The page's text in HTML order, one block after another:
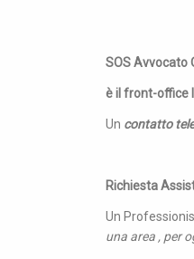
SOS Avvocato
è il front-office
Un contatto
Richiesta
Un
una area , per